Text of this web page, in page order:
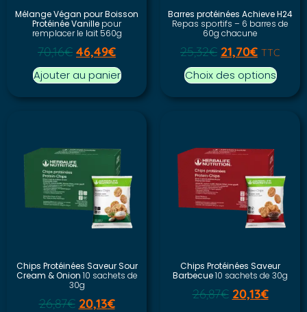
Mélange Végan pour Boisson
Protéinée Vanille pour
remplacer le lait 560g
70,16€ 46,49€
Ajouter au panier
Barres protéinées Achieve H24
Repas sportifs – 6 barres de
60g chacune
25,32€ 21,70€ TTC
Choix des options
Chips Protéinées Saveur Sour
Cream & Onion 10 sachets de
30g
26,87€ 20,13€
Chips Protéinées Saveur
Barbecue10 sachets de 30g
26,87€ 20,13€